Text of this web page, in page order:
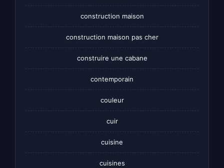
construction maison
construction maison pas cher
construire une cabane
contemporain
couleur
cuir
cuisine
cuisines